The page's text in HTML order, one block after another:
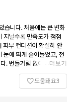
습니다. 처음에는 큰 변화
지날수록 만족도가 점점
부 컨디션이 확실히 안
눈에 띄게 줄어들었고, 전
. 번들거림 없이 은은하게
뜨거나 무너지는 일이 줄
된 느낌이 강해 조명 아래
더보기
도움돼요3